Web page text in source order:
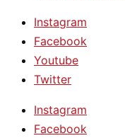
Instagram
Facebook
Youtube
Twitter
Instagram
Facebook